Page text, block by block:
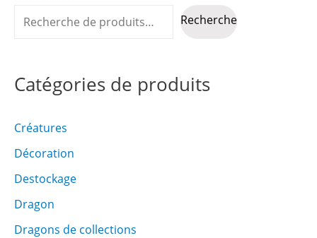
Recherche
Catégories de produits
Créatures
Décoration
Destockage
Dragon
Dragons de collections